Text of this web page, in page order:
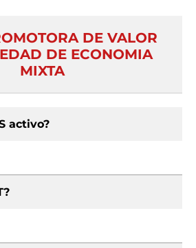
DE VALOR
DE ECONOMIA
MIXTA
activo?